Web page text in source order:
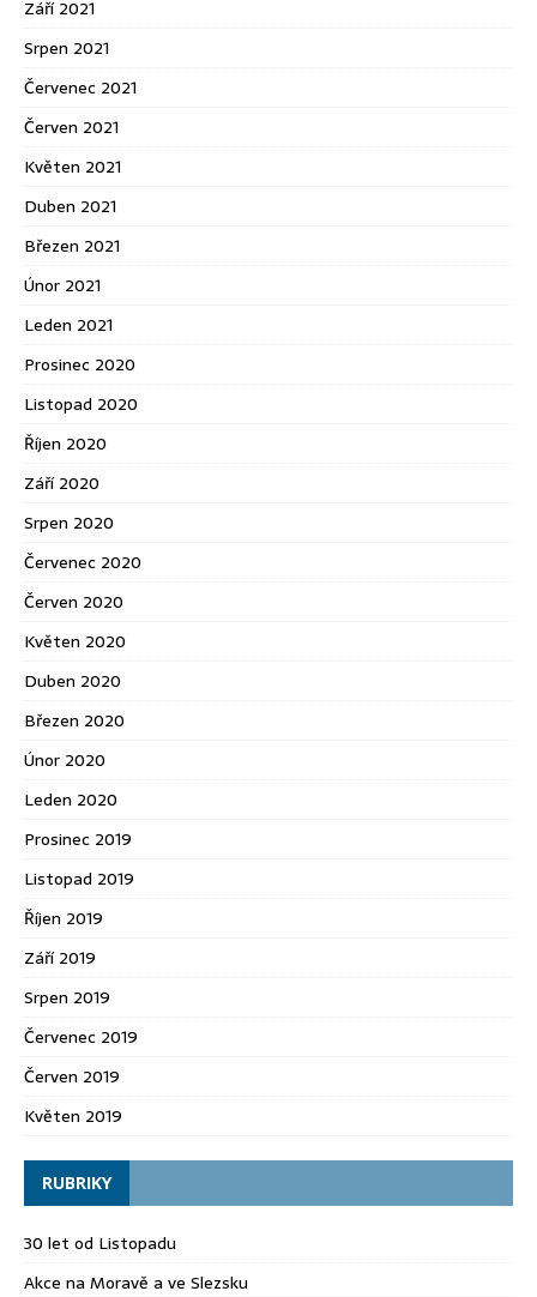
Září 2021
Srpen 2021
Červenec 2021
Červen 2021
Květen 2021
Duben 2021
Březen 2021
Únor 2021
Leden 2021
Prosinec 2020
Listopad 2020
Říjen 2020
Září 2020
Srpen 2020
Červenec 2020
Červen 2020
Květen 2020
Duben 2020
Březen 2020
Únor 2020
Leden 2020
Prosinec 2019
Listopad 2019
Říjen 2019
Září 2019
Srpen 2019
Červenec 2019
Červen 2019
Květen 2019
RUBRIKY
30 let od Listopadu
Akce na Moravě a ve Slezsku